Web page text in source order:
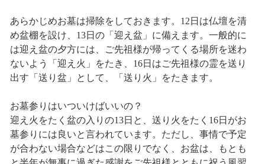
あらかじめお墓は掃除をしておきます。12日は仏壇を清
め盆棚を設け、13日の「迎え盆」に備えます。一般的に
は迎え盆の夕方には、ご先祖様が帰ってくる場所を迷わ
ないよう「迎え火」をたき、16日はご先祖様の霊を送り
出す「送り盆」として、「送り火」をたきます。
お墓参りはいついけばいいの？
迎え火をたく盆の入りの13日と、送り火をたく16日がお
墓参りには良いと言われています。ただし、事情で予定
が合わない場合などはこの限りでなく、お盆は、もとも